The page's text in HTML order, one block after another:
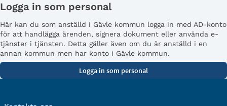
Logga in som personal
Här kan du som anställd i Gävle kommun logga in med AD-konto
för att handlägga ärenden, signera dokument eller använda e-
tjänster i tjänsten. Detta gäller även om du är anställd i en
annan kommun men har konto i Gävle kommun.